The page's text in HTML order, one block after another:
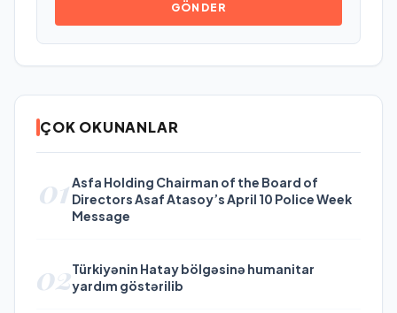
GÖNDER
ÇOK OKUNANLAR
01Asfa Holding Chairman of the Board of
Directors Asaf Atasoy’s April 10 Police Week
Message
02Türkiyənin Hatay bölgəsinə humanitar
yardım göstərilib